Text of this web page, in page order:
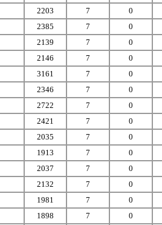
2203 7 0
2385 7 0
2139 7 0
2146 7 0
3161 7 0
2346 7 0
2722 7 0
2421 7 0
2035 7 0
1913 7 0
2037 7 0
2132 7 0
1981 7 0
1898 7 0